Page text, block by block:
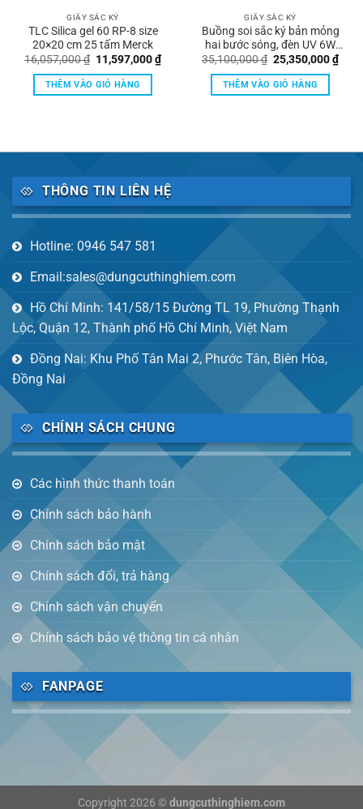
GIẤY SẮC KÝ
TLC Silica gel 60 RP-8 size
20×20 cm 25 tấm Merck
16,057,000₫ Giá
gốc
là:
16,057,000 ₫.
11,597,000₫Giá
hiện
THÊM VÀO GIỎ HÀNG
GIẤY SẮC KÝ
Buồng soi sắc ký bản mỏng
hai bước sóng, đèn UV 6W
SpectroUV
35,100,000₫ Giá
gốc
là:
35,100,000 ₫.
25,350,000₫Giá
hiện
THÊM VÀO GIỎ HÀNG
THÔNG TIN LIÊN HỆ
Hotline: 0946 547 581
Email:sales@dungcuthinghiem.com
Hồ Chí Minh: 141/58/15 Đường TL 19, Phường Thạnh
Lộc, Quận 12, Thành phố Hồ Chí Minh, Việt Nam
Đồng Nai: Khu Phố Tân Mai 2, Phước Tân, Biên Hòa,
Đồng Nai
CHÍNH SÁCH CHUNG
Các hình thức thanh toán
Chính sách bảo hành
Chính sách bảo mật
Chính sách đổi, trả hàng
Chính sách vận chuyển
Chính sách bảo vệ thông tin cá nhân
FANPAGE
Copyright 2026 © dungcuthinghiem.com